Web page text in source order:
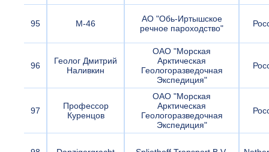
95 М-46
АО "Обь-Иртышское
речное пароходство"
96
Геолог Дмитрий
Наливкин
ОАО "Морская
Арктическая
Геологоразведочная
Экспедиция"
97
Профессор
Куренцов
ОАО "Морская
Арктическая
Геологоразведочная
Экспедиция"